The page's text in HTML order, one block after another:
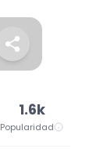
1.6k
Popularidad